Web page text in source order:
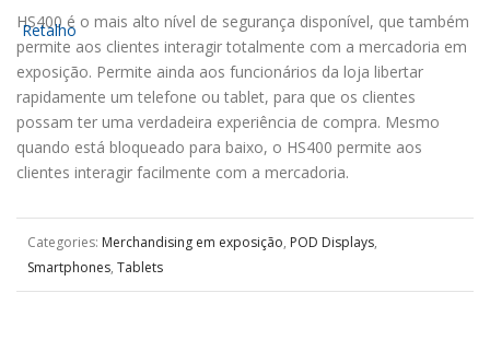
HS400 é o mais alto nível de segurança disponível, que também
permite aos clientes interagir totalmente com a mercadoria em
exposição. Permite ainda aos funcionários da loja libertar
rapidamente um telefone ou tablet, para que os clientes
possam ter uma verdadeira experiência de compra. Mesmo
quando está bloqueado para baixo, o HS400 permite aos
clientes interagir facilmente com a mercadoria.
Categories: Merchandising em exposição, POD Displays,
Smartphones, Tablets